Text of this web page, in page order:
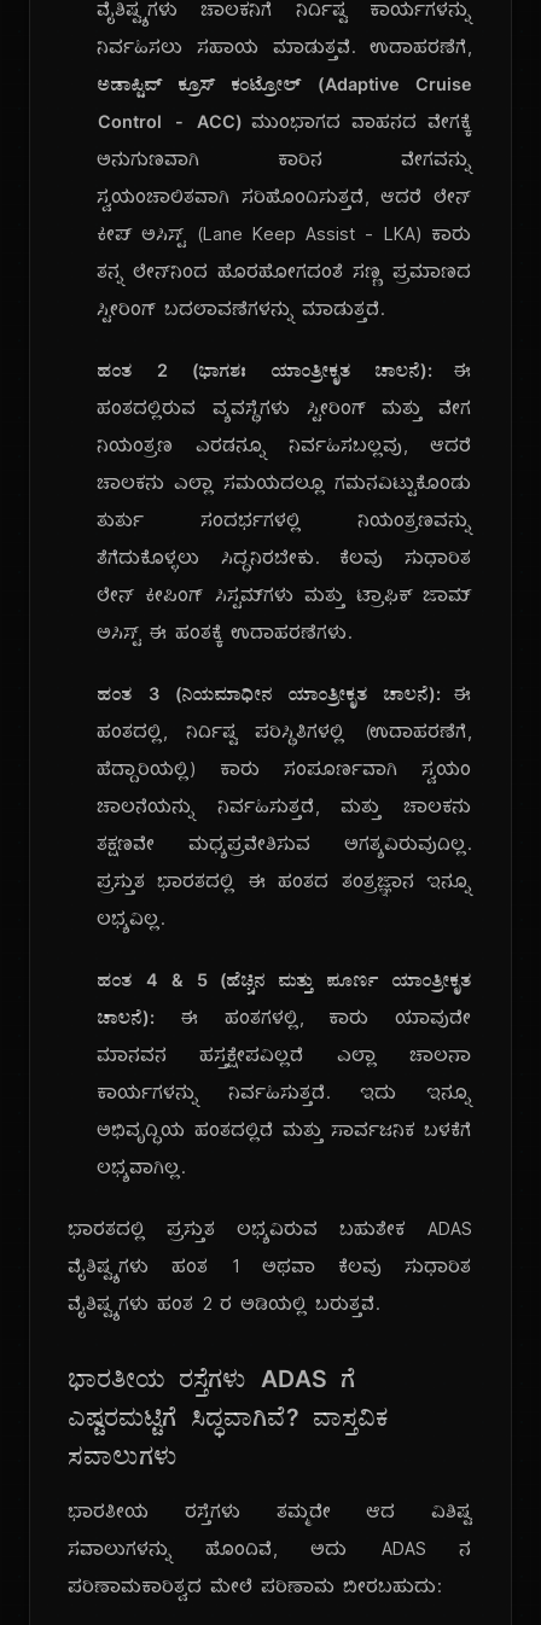
ವೈಶಿಷ್ಟ್ಯಗಳು ಚಾಲಕನಿಗೆ ನಿರ್ದಿಷ್ಟ ಕಾರ್ಯಗಳನ್ನು
ನಿರ್ವಹಿಸಲು ಸಹಾಯ ಮಾಡುತ್ತವೆ. ಉದಾಹರಣೆಗೆ,
ಅಡಾಪ್ಟಿವ್ ಕ್ರೂಸ್ ಕಂಟ್ರೋಲ್ (Adaptive Cruise
Control - ACC) ಮುಂಭಾಗದ ವಾಹನದ ವೇಗಕ್ಕೆ
ಅನುಗುಣವಾಗಿ ಕಾರಿನ ವೇಗವನ್ನು
ಸ್ವಯಂಚಾಲಿತವಾಗಿ ಸರಿಹೊಂದಿಸುತ್ತದೆ, ಆದರೆ ಲೇನ್
ಕೀಪ್ ಅಸಿಸ್ಟ್ (Lane Keep Assist - LKA) ಕಾರು
ತನ್ನ ಲೇನ್‌ನಿಂದ ಹೊರಹೋಗದಂತೆ ಸಣ್ಣ ಪ್ರಮಾಣದ
ಸ್ಟೀರಿಂಗ್ ಬದಲಾವಣೆಗಳನ್ನು ಮಾಡುತ್ತದೆ.
ಹಂತ 2 (ಭಾಗಶಃ ಯಾಂತ್ರೀಕೃತ ಚಾಲನೆ): ಈ
ಹಂತದಲ್ಲಿರುವ ವ್ಯವಸ್ಥೆಗಳು ಸ್ಟೀರಿಂಗ್ ಮತ್ತು ವೇಗ
ನಿಯಂತ್ರಣ ಎರಡನ್ನೂ ನಿರ್ವಹಿಸಬಲ್ಲವು, ಆದರೆ
ಚಾಲಕನು ಎಲ್ಲಾ ಸಮಯದಲ್ಲೂ ಗಮನವಿಟ್ಟುಕೊಂಡು
ತುರ್ತು ಸಂದರ್ಭಗಳಲ್ಲಿ ನಿಯಂತ್ರಣವನ್ನು
ತೆಗೆದುಕೊಳ್ಳಲು ಸಿದ್ಧನಿರಬೇಕು. ಕೆಲವು ಸುಧಾರಿತ
ಲೇನ್ ಕೀಪಿಂಗ್ ಸಿಸ್ಟಮ್‌ಗಳು ಮತ್ತು ಟ್ರಾಫಿಕ್ ಜಾಮ್
ಅಸಿಸ್ಟ್ ಈ ಹಂತಕ್ಕೆ ಉದಾಹರಣೆಗಳು.
ಹಂತ 3 (ನಿಯಮಾಧೀನ ಯಾಂತ್ರೀಕೃತ ಚಾಲನೆ): ಈ
ಹಂತದಲ್ಲಿ, ನಿರ್ದಿಷ್ಟ ಪರಿಸ್ಥಿತಿಗಳಲ್ಲಿ (ಉದಾಹರಣೆಗೆ,
ಹೆದ್ದಾರಿಯಲ್ಲಿ) ಕಾರು ಸಂಪೂರ್ಣವಾಗಿ ಸ್ವಯಂ
ಚಾಲನೆಯನ್ನು ನಿರ್ವಹಿಸುತ್ತದೆ, ಮತ್ತು ಚಾಲಕನು
ತಕ್ಷಣವೇ ಮಧ್ಯಪ್ರವೇಶಿಸುವ ಅಗತ್ಯವಿರುವುದಿಲ್ಲ.
ಪ್ರಸ್ತುತ ಭಾರತದಲ್ಲಿ ಈ ಹಂತದ ತಂತ್ರಜ್ಞಾನ ಇನ್ನೂ
ಲಭ್ಯವಿಲ್ಲ.
ಹಂತ 4 & 5 (ಹೆಚ್ಚಿನ ಮತ್ತು ಪೂರ್ಣ ಯಾಂತ್ರೀಕೃತ
ಚಾಲನೆ): ಈ ಹಂತಗಳಲ್ಲಿ, ಕಾರು ಯಾವುದೇ
ಮಾನವನ ಹಸ್ತಕ್ಷೇಪವಿಲ್ಲದೆ ಎಲ್ಲಾ ಚಾಲನಾ
ಕಾರ್ಯಗಳನ್ನು ನಿರ್ವಹಿಸುತ್ತದೆ. ಇದು ಇನ್ನೂ
ಅಭಿವೃದ್ಧಿಯ ಹಂತದಲ್ಲಿದೆ ಮತ್ತು ಸಾರ್ವಜನಿಕ ಬಳಕೆಗೆ
ಲಭ್ಯವಾಗಿಲ್ಲ.
ಭಾರತದಲ್ಲಿ ಪ್ರಸ್ತುತ ಲಭ್ಯವಿರುವ ಬಹುತೇಕ ADAS
ವೈಶಿಷ್ಟ್ಯಗಳು ಹಂತ 1 ಅಥವಾ ಕೆಲವು ಸುಧಾರಿತ
ವೈಶಿಷ್ಟ್ಯಗಳು ಹಂತ 2 ರ ಅಡಿಯಲ್ಲಿ ಬರುತ್ತವೆ.
ಭಾರತೀಯ ರಸ್ತೆಗಳು ADAS ಗೆ
ಎಷ್ಟರಮಟ್ಟಿಗೆ ಸಿದ್ಧವಾಗಿವೆ? ವಾಸ್ತವಿಕ
ಸವಾಲುಗಳು
ಭಾರತೀಯ ರಸ್ತೆಗಳು ತಮ್ಮದೇ ಆದ ವಿಶಿಷ್ಟ
ಸವಾಲುಗಳನ್ನು ಹೊಂದಿವೆ, ಅದು ADAS ನ
ಪರಿಣಾಮಕಾರಿತ್ವದ ಮೇಲೆ ಪರಿಣಾಮ ಬೀರಬಹುದು: